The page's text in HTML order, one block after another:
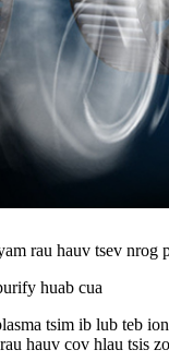
rau hauv tsev nrog
huab cua
tsim ib lub teb
hauv cov hlau tsis